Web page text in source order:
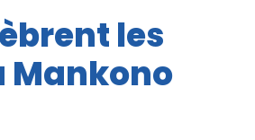
les
Mankono